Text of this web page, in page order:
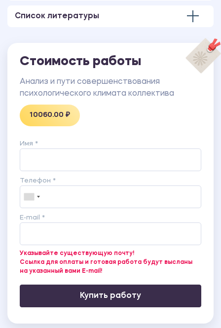
Список литературы
Стоимость работы
Анализ и пути совершенствования
психологического климата коллектива
10060.00 ₽
Имя *
Телефон *
E-mail *
Указывайте существующую почту!
Ссылка для оплаты и готовая работа будут высланы
на указанный вами E-mail!
Купить работу